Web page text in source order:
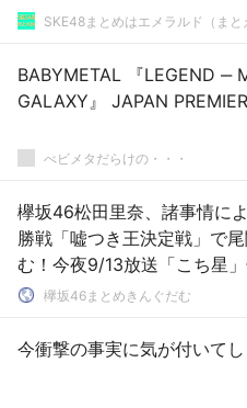
SKE48まとめはエメラルド（まと
BABYMETAL 『LEGEND ‒
GALAXY』 JAPAN
べビメタだらけの・・・
欅坂46松田里奈、諸事情に
勝戦「嘘つき王決定戦」で
む！今夜9/13放送「こち星
開【こちら有楽町星空放送局
欅坂46まとめきんぐだむ
今衝撃の事実に気が付いて